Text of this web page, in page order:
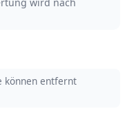
können entfernt